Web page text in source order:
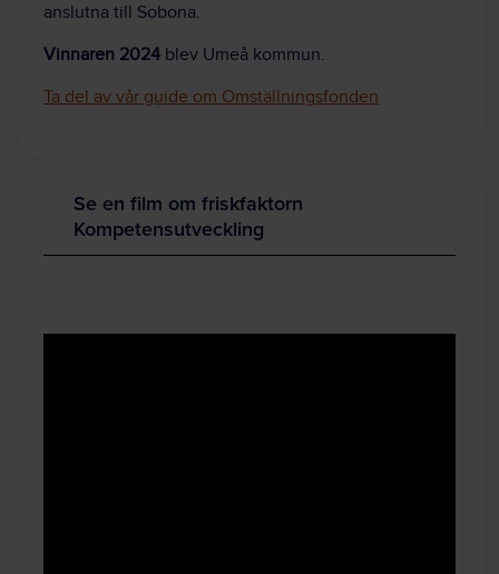
anslutna till Sobona.
Vinnaren 2024 blev Umeå kommun.
Ta del av vår guide om Omställningsfonden
Se en film om friskfaktorn
Kompetensutveckling